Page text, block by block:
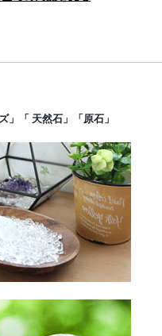
」「 天然石」「原石」